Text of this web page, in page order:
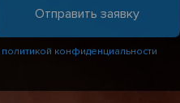
политикой конфиденциальности